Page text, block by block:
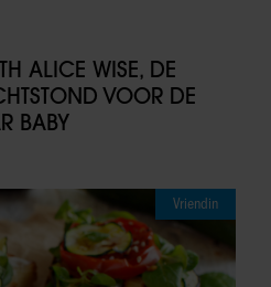
ALICE WISE, DE
VOOR DE
BABY
Vriendin